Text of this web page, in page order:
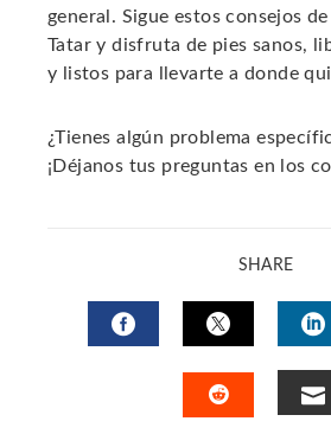
general. Sigue estos consejos
Tatar y disfruta de pies sanos,
y listos para llevarte a donde
¿Tienes algún problema
¡Déjanos tus preguntas en los
SHARE
FACEBOOKTWITTER